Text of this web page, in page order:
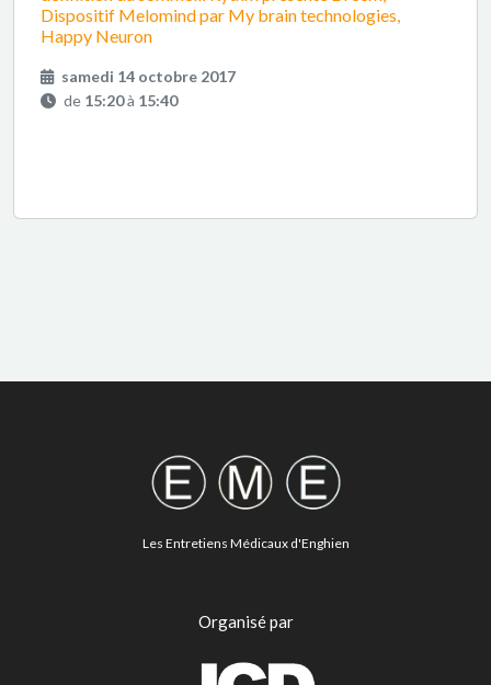
Dispositif Melomind par My brain technologies,
Happy Neuron
samedi 14 octobre 2017
de 15:20à 15:40
Les Entretiens Médicaux d'Enghien
Organisé par